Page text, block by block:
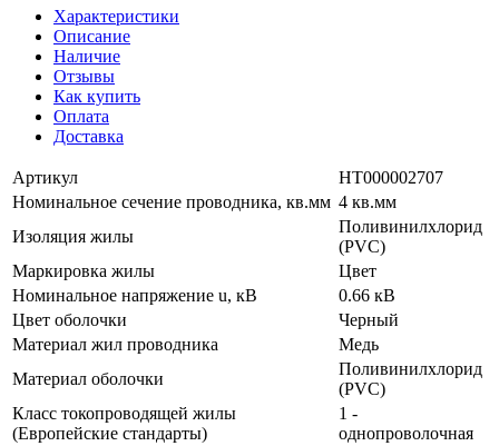
Характеристики
Описание
Наличие
Отзывы
Как купить
Оплата
Доставка
Артикул
НТ000002707
Номинальное сечение проводника, кв.мм 4 кв.мм
Изоляция жилы
Поливинилхлорид
(PVC)
Маркировка жилы
Цвет
Номинальное напряжение u, кВ
0.66 кВ
Цвет оболочки
Черный
Материал жил проводника
Медь
Материал оболочки
Поливинилхлорид
(PVC)
Класс токопроводящей жилы
(Европейские стандарты)
1 -
однопроволочная